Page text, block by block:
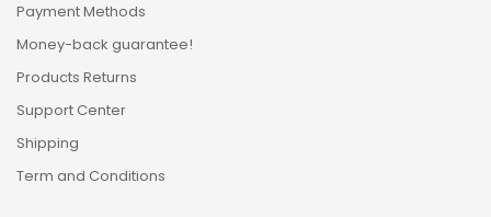
Payment Methods
Money-back guarantee!
Products Returns
Support Center
Shipping
Term and Conditions